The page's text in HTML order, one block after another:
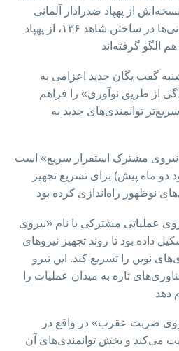
نسخه‌اش از پهپاد ضد‌رادار آلمانی DAR الهام گرفته و برخی
کارشناسان هم گفته‌اند ایرانی‌ها در ساختن شاهد ۱۳۶، از پهپاد
گفت یگان جدید اعزامی به
از طریق نوآوری» را فراهم
توانمندی‌های جدید به
«نیروی مشترک استقرار سریع» است
دو ماه پیش) برای تسریع تجهیز
عملیاتی مشترکی با نام «نیروی
داده بود تا روند تجهیز نیروهای
نوین را تسریع کند. این نیرو
تازه به میدان عملیات را
ضربت عقرب» در واقع در
می‌کند و بخش توانمندی‌های آن